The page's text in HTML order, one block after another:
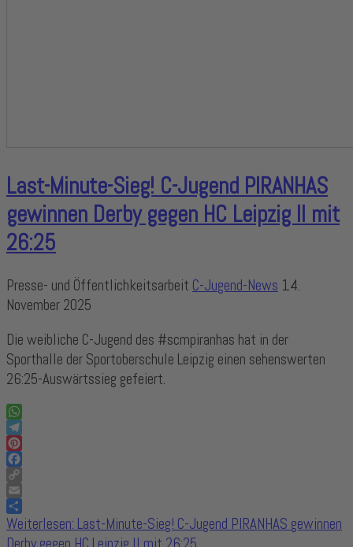
Last-Minute-Sieg! C-Jugend PIRANHAS
gewinnen Derby gegen HC Leipzig II mit
26:25
Presse- und Öffentlichkeitsarbeit C-Jugend-News 14.
November 2025
Die weibliche C-Jugend des #scmpiranhas hat in der
Sporthalle der Sportoberschule Leipzig einen sehenswerten
26:25-Auswärtssieg gefeiert.
WhatsApp
Telegram
Pinterest
Facebook
Copy
Link
Email
Share
Weiterlesen: Last-Minute-Sieg! C-Jugend PIRANHAS gewinnen